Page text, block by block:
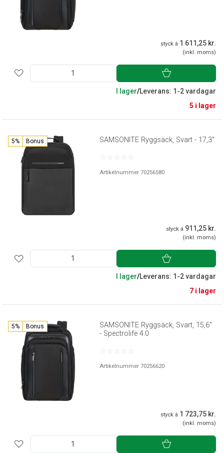
styck á 1 611,25 kr.
(inkl. moms)
I lager/Leverans: 1-2 vardagar
5 i lager
5% Bonus SAMSONITE Ryggsäck, Svart - 17,3"
Artikelnummer 70256580
styck á 911,25 kr.
(inkl. moms)
I lager/Leverans: 1-2 vardagar
7 i lager
5% Bonus
SAMSONITE Ryggsäck, Svart, 15,6"
- Spectrolife 4.0
Artikelnummer 70256620
styck á 1 723,75 kr.
(inkl. moms)